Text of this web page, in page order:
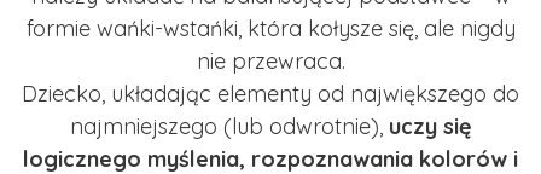
formie wańki-wstańki, która kołysze się, ale nigdy
nie przewraca.
Dziecko, układając elementy od największego do
najmniejszego (lub odwrotnie), uczy się
logicznego myślenia, rozpoznawania kolorów i